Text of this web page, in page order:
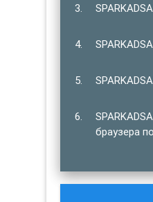
браузера